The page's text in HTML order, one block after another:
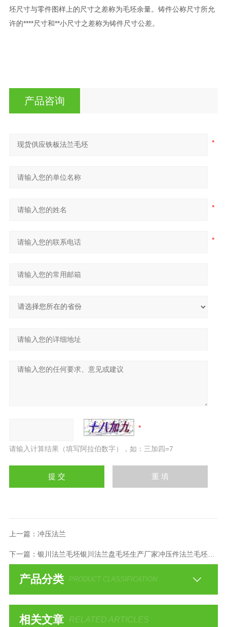
坯尺寸与零件图样上的尺寸之差称为毛坯余量。铸件公称尺寸所允
许的****尺寸和**小尺寸之差称为铸件尺寸公差。
产品咨询
请输入计算结果（填写阿拉伯数字），如：三加四=7
上一篇： 冲压法兰
下一篇： 银川法兰毛坯银川法兰盘毛坯生产厂家冲压件法兰毛坯厂家
产品分类 PRODUCT CLASSIFICATION
相关文章 RELATED ARTICLES